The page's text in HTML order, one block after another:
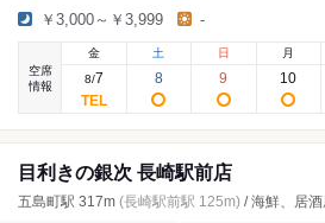
￥3,000～￥3,999 -
空席
情報
金
8/7
土
8
日
9
月
10
目利きの銀次 長崎駅前店
五島町駅 317m (長崎駅前駅 125m) / 海鮮、居